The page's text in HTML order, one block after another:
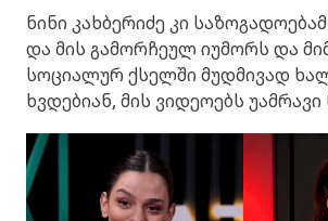
ნინი კახბერიძე კი
და მის გამორჩეულ იუმორს და
სოციალურ ქსელში მუდმივად
ხვდებიან, მის ვიდეოებს უამრავი